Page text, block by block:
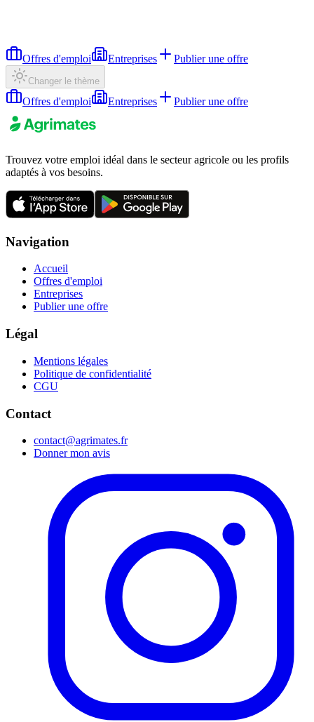
Offres d'emploi Entreprises Publier une offre
Changer le thème
Offres d'emploi Entreprises Publier une offre
Trouvez votre emploi idéal dans le secteur agricole ou les profils
adaptés à vos besoins.
Navigation
Accueil
Offres d'emploi
Entreprises
Publier une offre
Légal
Mentions légales
Politique de confidentialité
CGU
Contact
contact@agrimates.fr
Donner mon avis